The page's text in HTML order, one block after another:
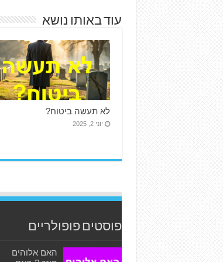
עוד באותו נושא
לא תעשה ביטוח?
יוני 2, 2025
פוסטים פופולריים
האם אלוהים